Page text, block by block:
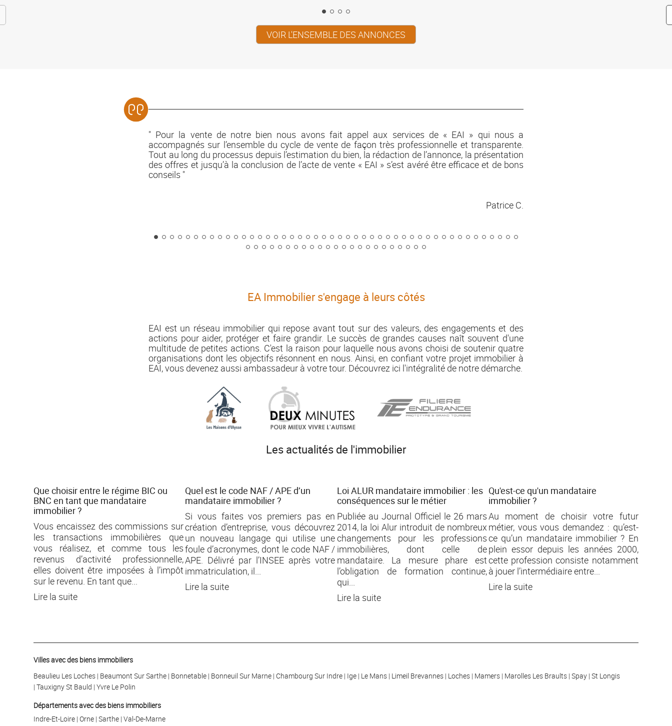
VOIR L'ENSEMBLE DES ANNONCES
" Pour la vente de notre bien nous avons fait appel aux services de « EAI » qui nous a
accompagnés sur l’ensemble du cycle de vente de façon très professionnelle et transparente.
Tout au long du processus depuis l’estimation du bien, la rédaction de l’annonce, la présentation
des offres et jusqu’à la conclusion de l’acte de vente « EAI » s’est avéré être efficace et de bons
conseils "
Patrice C.
EA Immobilier s'engage à leurs côtés
EAI est un réseau immobilier qui repose avant tout sur des valeurs, des engagements et des
actions pour aider, protéger et faire grandir. Le succès de grandes causes naît souvent d'une
multitude de petites actions. C'est la raison pour laquelle nous avons choisi de soutenir quatre
organisations dont les objectifs résonnent en nous. Ainsi, en confiant votre projet immobilier à
EAI, vous devenez aussi ambassadeur à votre tour. Découvrez ici l'intégralité de notre démarche.
Les actualités de l'immobilier
Que choisir entre le régime BIC ou
BNC en tant que mandataire
immobilier ?
Vous encaissez des commissions sur
les transactions immobilières que
vous réalisez, et comme tous les
revenus d’activité professionnelle,
elles doivent être imposées à l’impôt
sur le revenu. En tant que...
Lire la suite
Quel est le code NAF / APE d’un
mandataire immobilier ?
Si vous faites vos premiers pas en
création d’entreprise, vous découvrez
un nouveau langage qui utilise une
foule d’acronymes, dont le code NAF /
APE. Délivré par l’INSEE après votre
immatriculation, il...
Lire la suite
Loi ALUR mandataire immobilier : les
conséquences sur le métier
Publiée au Journal Officiel le 26 mars
2014, la loi Alur introduit de nombreux
changements pour les professions
immobilières, dont celle de
mandataire. La mesure phare est
l’obligation de formation continue,
qui...
Lire la suite
Qu'est-ce qu'un mandataire
immobilier ?
Au moment de choisir votre futur
métier, vous vous demandez : qu’est-
ce qu’un mandataire immobilier ? En
plein essor depuis les années 2000,
cette profession consiste notamment
à jouer l’intermédiaire entre...
Lire la suite
Villes avec des biens immobiliers
Beaulieu Les Loches Beaumont Sur Sarthe Bonnetable Bonneuil Sur Marne Chambourg Sur Indre Ige Le Mans Limeil Brevannes Loches Mamers Marolles Les Braults Spay St Longis
Tauxigny St Bauld Yvre Le Polin
Départements avec des biens immobiliers
Indre-Et-Loire Orne Sarthe Val-De-Marne